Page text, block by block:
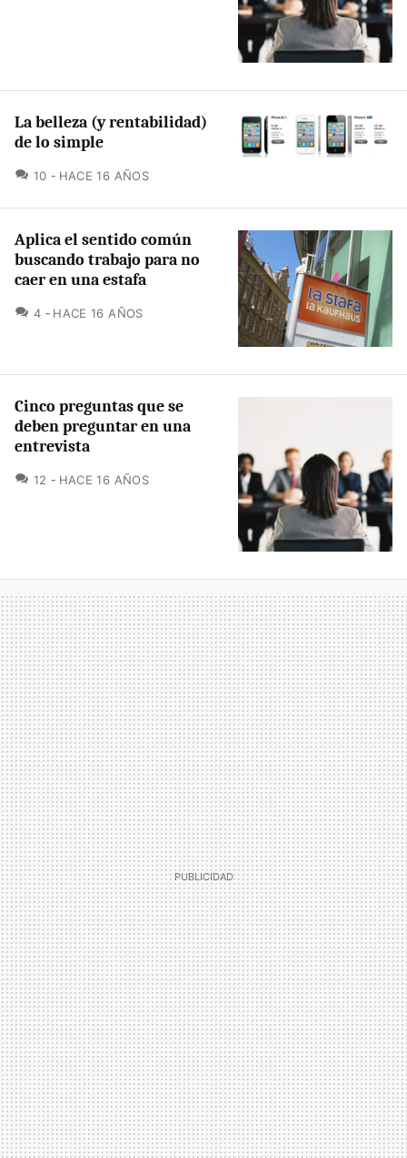
La belleza (y rentabilidad)
de lo simple
10 COMENTARIOS
HACE 16 AÑOS
Aplica el sentido común
buscando trabajo para no
caer en una estafa
4 COMENTARIOS
HACE 16 AÑOS
Cinco preguntas que se
deben preguntar en una
entrevista
12 COMENTARIOS
HACE 16 AÑOS